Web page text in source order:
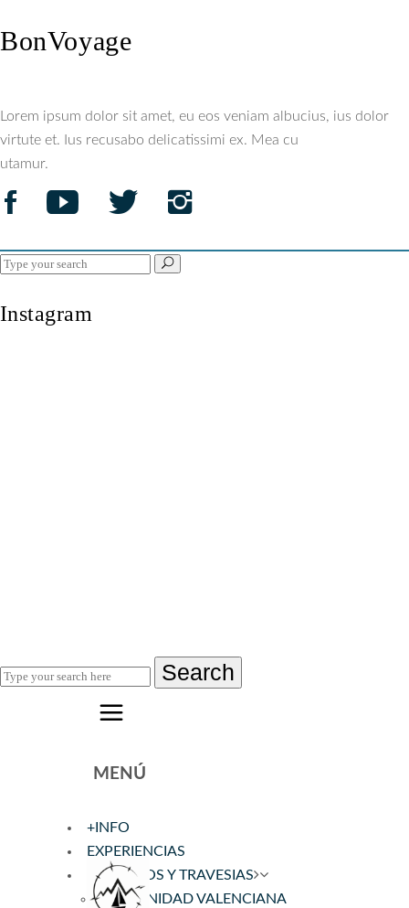
BonVoyage
Lorem ipsum dolor sit amet, eu eos veniam albucius, ius dolor
virtute et. Ius recusabo delicatissimi ex. Mea cu
utamur.
Search
Instagram
Search
MENÚ
+INFO
EXPERIENCIAS
CRUCEROS Y TRAVESIAS
COMUNIDAD VALENCIANA